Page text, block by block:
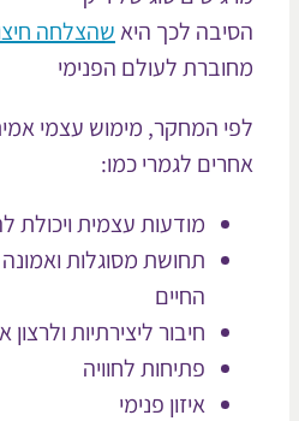
לכך היאשהצלחה חיצונית לא
לעולם הפנימי
המחקר, מימוש עצמי אמיתי
לגמרי כמו:
מודעות עצמית ויכולת
תחושת מסוגלות ואמונה
חיבור ליצירתיות ולרצון אישי
פתיחות לחוויה
איזון פנימי